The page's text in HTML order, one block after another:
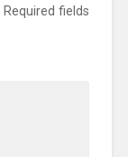
Required fields